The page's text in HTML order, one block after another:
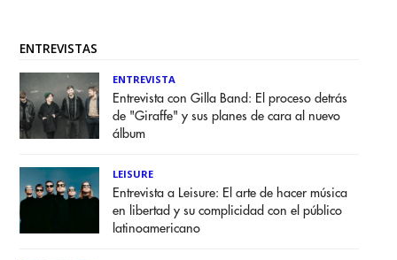
ENTREVISTAS
ENTREVISTA
Entrevista con Gilla Band: El proceso detrás
de "Giraffe" y sus planes de cara al nuevo
álbum
LEISURE
Entrevista a Leisure: El arte de hacer música
en libertad y su complicidad con el público
latinoamericano